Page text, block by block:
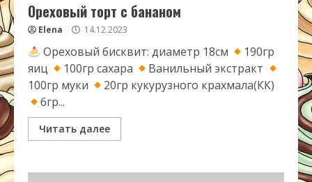
Ореховый торт с бананом
Elena 14.12.2023
Ореховый бисквит: диаметр 18см
190гр
яиц
100гр сахара
Ванильный экстракт
100гр муки
20гр кукурузного крахмала(КК)
6гр...
Читать далее